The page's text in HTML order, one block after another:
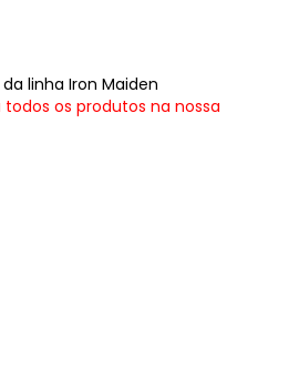
linha Iron Maiden
os produtos na nossa